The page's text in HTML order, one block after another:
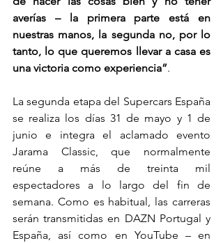
averías – la primera parte está en
nuestras manos, la segunda no, por lo
tanto, lo que queremos llevar a casa es
una victoria como experiencia”.
La segunda etapa del Supercars España
se realiza los días 31 de mayo y 1 de
junio e integra el aclamado evento
Jarama Classic, que normalmente
reúne a más de treinta mil
espectadores a lo largo del fin de
semana. Como es habitual, las carreras
serán transmitidas en DAZN Portugal y
España, así como en YouTube – en